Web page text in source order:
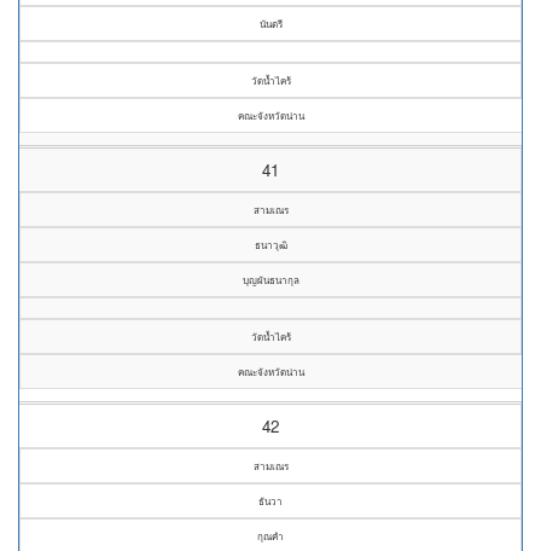
นันตรี
วัดน้ำไคร้
คณะจังหวัดน่าน
41
สามเณร
ธนาวุฒิ
บุญผันธนากุล
วัดน้ำไคร้
คณะจังหวัดน่าน
42
สามเณร
ธันวา
กุณคำ